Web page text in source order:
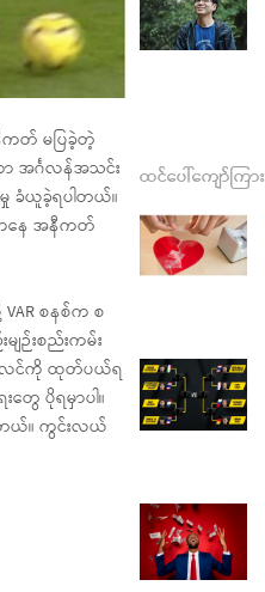
တ် မပြခဲ့တဲ့
အင်္ဂလန်အသင်း
ခံယူခဲ့ရပါတယ်။
ကနေ အနီကတ်
စနစ်က စ
ဉ်းစည်းကမ်း
လင်ကို ထုတ်ပယ်ရ
ေ ပိုရမှာပါ။
တယ်။ ကွင်းလယ်
ထင်ပေါ်ကျော်ကြား